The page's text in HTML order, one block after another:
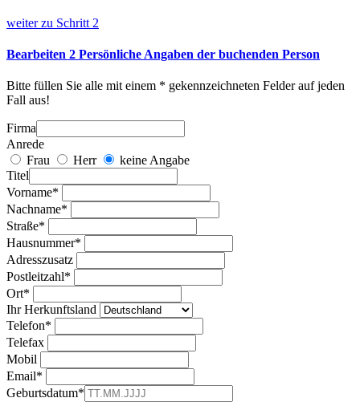
weiter zu Schritt 2
Bearbeiten 2 Persönliche Angaben der buchenden Person
Bitte füllen Sie alle mit einem * gekennzeichneten Felder auf jeden
Fall aus!
Firma
Anrede
Frau
Herr
keine Angabe
Titel
Vorname*
Nachname*
Straße*
Hausnummer*
Adresszusatz
Postleitzahl*
Ort*
Ihr Herkunftsland
Telefon*
Telefax
Mobil
Email*
Geburtsdatum*